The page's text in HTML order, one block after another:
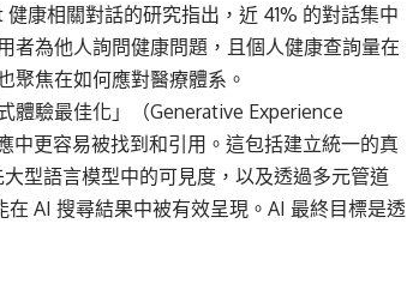
康相關對話的研究指出，近 41% 的對話集中
者為他人詢問健康問題，且個人健康查詢量在
聚焦在如何應對醫療體系。
體驗最佳化」（Generative Experience
中更容易被找到和引用。這包括建立統一的真
型語言模型中的可見度，以及透過多元管道
在 AI 搜尋結果中被有效呈現。AI 最終目標是透